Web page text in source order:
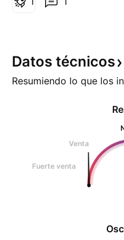
Datos técnicos
Resumiendo lo que los
Venta
Fuerte venta